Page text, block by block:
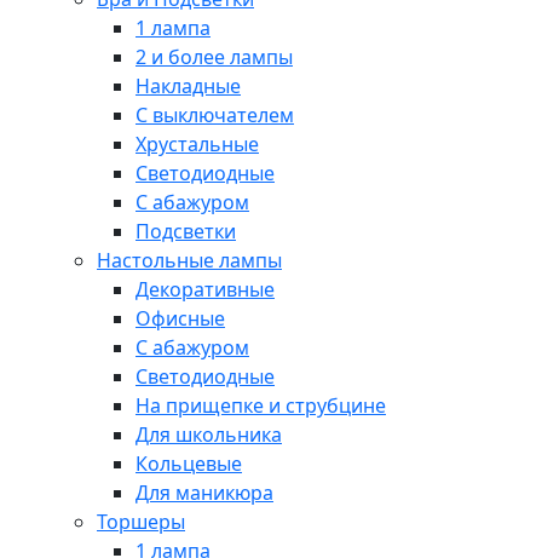
1 лампа
2 и более лампы
Накладные
С выключателем
Хрустальные
Светодиодные
С абажуром
Подсветки
Настольные лампы
Декоративные
Офисные
С абажуром
Светодиодные
На прищепке и струбцине
Для школьника
Кольцевые
Для маникюра
Торшеры
1 лампа